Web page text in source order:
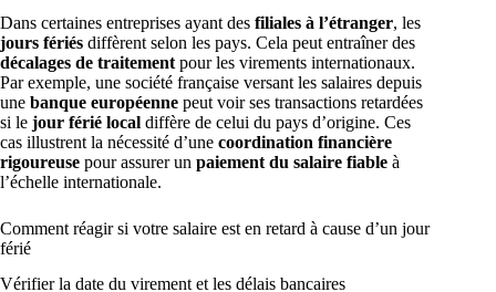
Dans certaines entreprises ayant des filiales à l’étranger, les
jours fériés diffèrent selon les pays. Cela peut entraîner des
décalages de traitement pour les virements internationaux.
Par exemple, une société française versant les salaires depuis
une banque européenne peut voir ses transactions retardées
si le jour férié local diffère de celui du pays d’origine. Ces
cas illustrent la nécessité d’une coordination financière
rigoureuse pour assurer un paiement du salaire fiable à
l’échelle internationale.
Comment réagir si votre salaire est en retard à cause d’un jour
férié
Vérifier la date du virement et les délais bancaires